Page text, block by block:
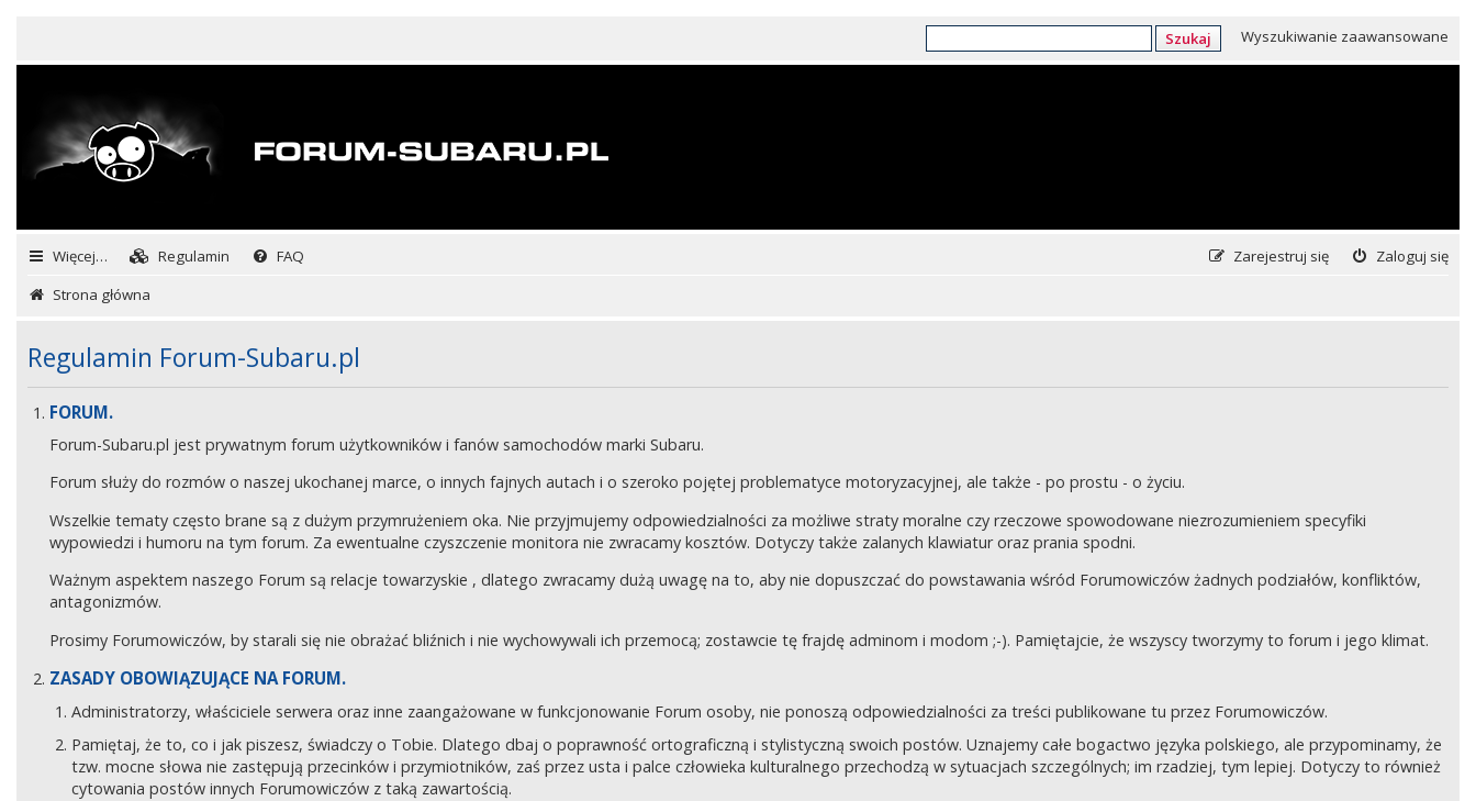
Szukaj Wyszukiwanie zaawansowane
Więcej… Regulamin FAQ Zaloguj się
Zarejestruj się
Strona główna
Regulamin Forum-Subaru.pl
FORUM.
Forum-Subaru.pl jest prywatnym forum użytkowników i fanów samochodów marki Subaru.
Forum służy do rozmów o naszej ukochanej marce, o innych fajnych autach i o szeroko pojętej problematyce motoryzacyjnej, ale także - po prostu - o życiu.
Wszelkie tematy często brane są z dużym przymrużeniem oka. Nie przyjmujemy odpowiedzialności za możliwe straty moralne czy rzeczowe spowodowane niezrozumieniem specyfiki
wypowiedzi i humoru na tym forum. Za ewentualne czyszczenie monitora nie zwracamy kosztów. Dotyczy także zalanych klawiatur oraz prania spodni.
Ważnym aspektem naszego Forum są relacje towarzyskie , dlatego zwracamy dużą uwagę na to, aby nie dopuszczać do powstawania wśród Forumowiczów żadnych podziałów, konfliktów,
antagonizmów.
Prosimy Forumowiczów, by starali się nie obrażać bliźnich i nie wychowywali ich przemocą; zostawcie tę frajdę adminom i modom ;-). Pamiętajcie, że wszyscy tworzymy to forum i jego klimat.
ZASADY OBOWIĄZUJĄCE NA FORUM.
Administratorzy, właściciele serwera oraz inne zaangażowane w funkcjonowanie Forum osoby, nie ponoszą odpowiedzialności za treści publikowane tu przez Forumowiczów.
Pamiętaj, że to, co i jak piszesz, świadczy o Tobie. Dlatego dbaj o poprawność ortograficzną i stylistyczną swoich postów. Uznajemy całe bogactwo języka polskiego, ale przypominamy, że
tzw. mocne słowa nie zastępują przecinków i przymiotników, zaś przez usta i palce człowieka kulturalnego przechodzą w sytuacjach szczególnych; im rzadziej, tym lepiej. Dotyczy to również
cytowania postów innych Forumowiczów z taką zawartością.